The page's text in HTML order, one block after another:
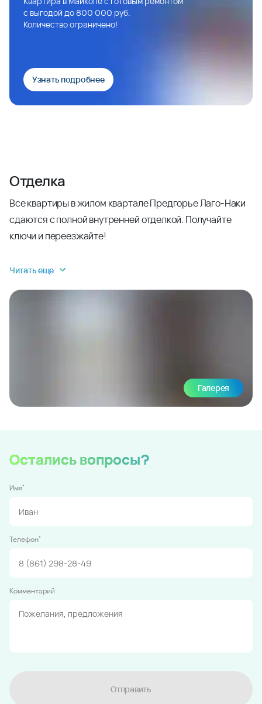
с выгодой до 800 000 руб.
Количество ограничено!
Узнать подробнее
Отделка
Все квартиры в жилом квартале Предгорье Лаго-Наки
сдаются с полной внутренней отделкой. Получайте
ключи и переезжайте!
Читать еще
Галерея
Остались вопросы?
Имя*
Телефон*
Комментарий
Отправить